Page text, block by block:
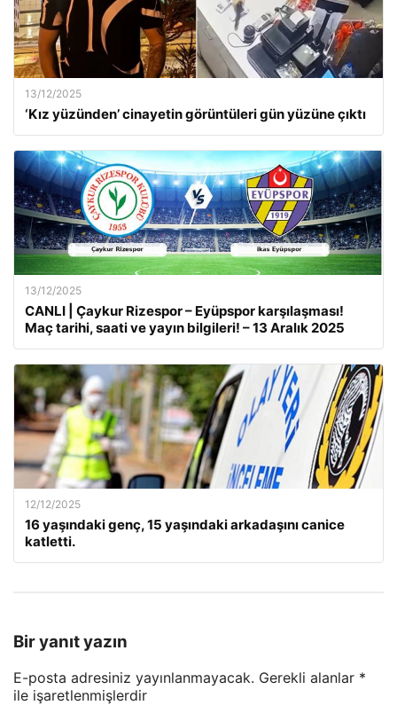
13/12/2025
‘Kız yüzünden’ cinayetin görüntüleri gün yüzüne çıktı
13/12/2025
CANLI | Çaykur Rizespor – Eyüpspor karşılaşması!
Maç tarihi, saati ve yayın bilgileri! – 13 Aralık 2025
12/12/2025
16 yaşındaki genç, 15 yaşındaki arkadaşını canice
katletti.
Bir yanıt yazın
E-posta adresiniz yayınlanmayacak. Gerekli alanlar *
ile işaretlenmişlerdir